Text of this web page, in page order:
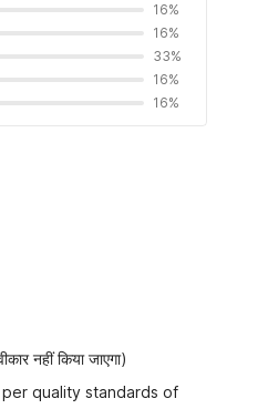
16%
16%
33%
16%
16%
नहीं किया जाएगा)
quality standards of